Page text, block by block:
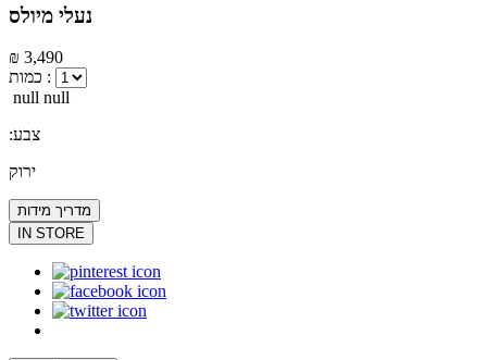
נעלי מיולס
₪ 3,490
כמות :
null null
:צבע
ירוק
מדריך מידות
IN STORE